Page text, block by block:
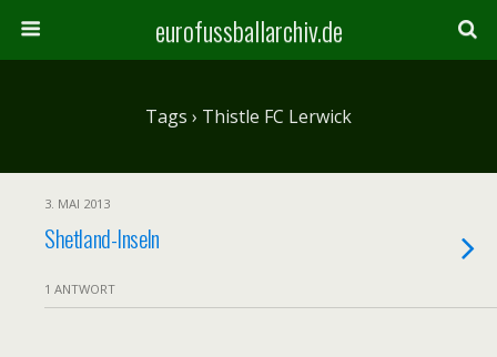
eurofussballarchiv.de
Tags › Thistle FC Lerwick
3. MAI 2013
Shetland-Inseln
1 ANTWORT